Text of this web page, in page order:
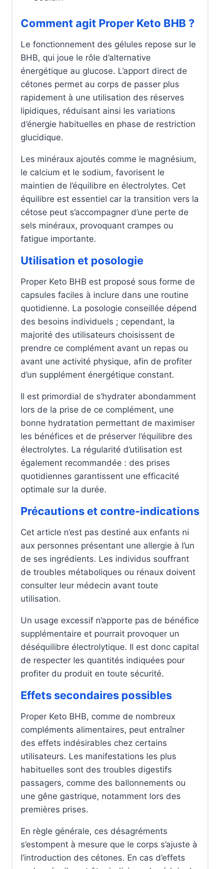
Comment agit Proper Keto BHB ?
Le fonctionnement des gélules repose sur le
BHB, qui joue le rôle d’alternative
énergétique au glucose. L’apport direct de
cétones permet au corps de passer plus
rapidement à une utilisation des réserves
lipidiques, réduisant ainsi les variations
d’énergie habituelles en phase de restriction
glucidique.
Les minéraux ajoutés comme le magnésium,
le calcium et le sodium, favorisent le
maintien de l’équilibre en électrolytes. Cet
équilibre est essentiel car la transition vers la
cétose peut s’accompagner d’une perte de
sels minéraux, provoquant crampes ou
fatigue importante.
Utilisation et posologie
Proper Keto BHB est proposé sous forme de
capsules faciles à inclure dans une routine
quotidienne. La posologie conseillée dépend
des besoins individuels ; cependant, la
majorité des utilisateurs choisissent de
prendre ce complément avant un repas ou
avant une activité physique, afin de profiter
d’un supplément énergétique constant.
Il est primordial de s’hydrater abondamment
lors de la prise de ce complément, une
bonne hydratation permettant de maximiser
les bénéfices et de préserver l’équilibre des
électrolytes. La régularité d’utilisation est
également recommandée : des prises
quotidiennes garantissent une efficacité
optimale sur la durée.
Précautions et contre-indications
Cet article n’est pas destiné aux enfants ni
aux personnes présentant une allergie à l’un
de ses ingrédients. Les individus souffrant
de troubles métaboliques ou rénaux doivent
consulter leur médecin avant toute
utilisation.
Un usage excessif n’apporte pas de bénéfice
supplémentaire et pourrait provoquer un
déséquilibre électrolytique. Il est donc capital
de respecter les quantités indiquées pour
profiter du produit en toute sécurité.
Effets secondaires possibles
Proper Keto BHB, comme de nombreux
compléments alimentaires, peut entraîner
des effets indésirables chez certains
utilisateurs. Les manifestations les plus
habituelles sont des troubles digestifs
passagers, comme des ballonnements ou
une gêne gastrique, notamment lors des
premières prises.
En règle générale, ces désagréments
s’estompent à mesure que le corps s’ajuste à
l’introduction des cétones. En cas d’effets